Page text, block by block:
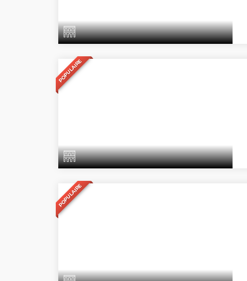
POPULAIRE
POPULAIRE